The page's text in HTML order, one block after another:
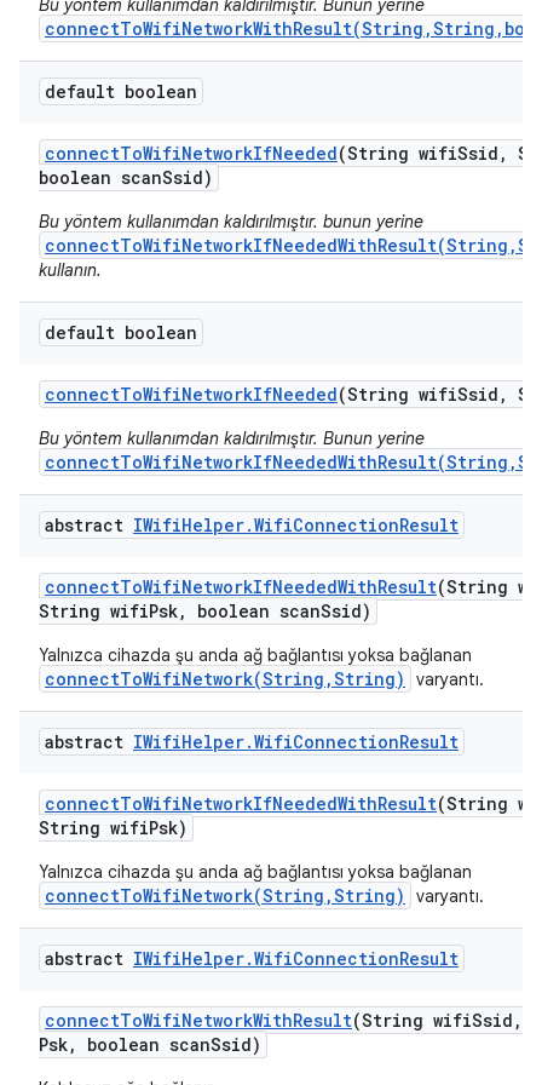
Bu yöntem kullanımdan kaldırılmıştır. Bunun yerine
default boolean
connectToWifiNetworkIfNeeded(String wifiSsid ,
boolean scanSsid)
Bu yöntem kullanımdan kaldırılmıştır. bunun yerine
kullanın.
default boolean
connectToWifiNetworkIfNeeded(String wifiSsid ,
Bu yöntem kullanımdan kaldırılmıştır. Bunun yerine
abstract IWifiHelper.WifiConnectionResult
connectToWifiNetworkIfNeededWithResult(String
String wifiPsk, boolean scanSsid)
Yalnızca cihazda şu anda ağ bağlantısı yoksa bağlanan
connectToWifiNetwork(String,String) varyantı.
abstract IWifiHelper.WifiConnectionResult
connectToWifiNetworkIfNeededWithResult(String
String wifiPsk)
Yalnızca cihazda şu anda ağ bağlantısı yoksa bağlanan
connectToWifiNetwork(String,String) varyantı.
abstract IWifiHelper.WifiConnectionResult
connectToWifiNetworkWithResult(String wifiSsid ,
Psk, boolean scanSsid)